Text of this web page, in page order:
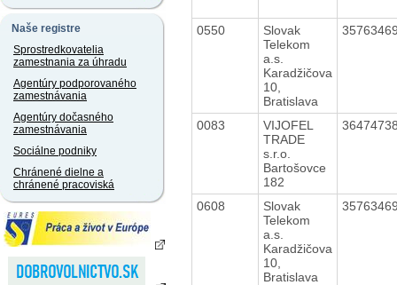
Naše registre
Sprostredkovatelia
zamestnania za úhradu
Agentúry podporovaného
zamestnávania
Agentúry dočasného
zamestnávania
Sociálne podniky
Chránené dielne a
chránené pracoviská
0550
Slovak
Telekom
a.s.
Karadžičova
10,
Bratislava
0083
VIJOFEL
TRADE
s.r.o.
Bartošovce
182
0608
Slovak
Telekom
a.s.
Karadžičova
10,
Bratislava